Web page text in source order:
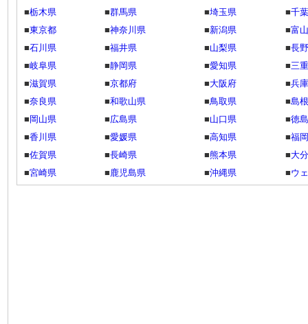
■栃木県 ■群馬県 ■埼玉県 ■千
■東京都 ■神奈川県 ■新潟県 ■富
■石川県 ■福井県 ■山梨県 ■長
■岐阜県 ■静岡県 ■愛知県 ■三
■滋賀県 ■京都府 ■大阪府 ■兵
■奈良県 ■和歌山県 ■鳥取県 ■島
■ 岡山県 ■広島県 ■山口県 ■徳
■香川県 ■愛媛県 ■高知県 ■福
■佐賀県 ■長崎県 ■熊本県 ■大
■宮崎県 ■鹿児島県 ■沖縄県 ■ウ